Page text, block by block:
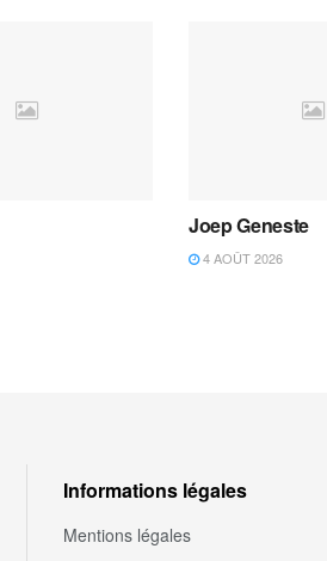
Joep Geneste
4 AOÛT 2026
Informations légales
Mentions légales